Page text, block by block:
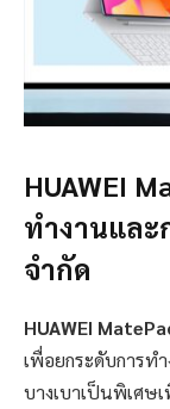
HUAWEI
ทำงานและ
จำกัด
HUAWEI
เพื่อยกระดับการท
บางเบาเป็นพิเศษ